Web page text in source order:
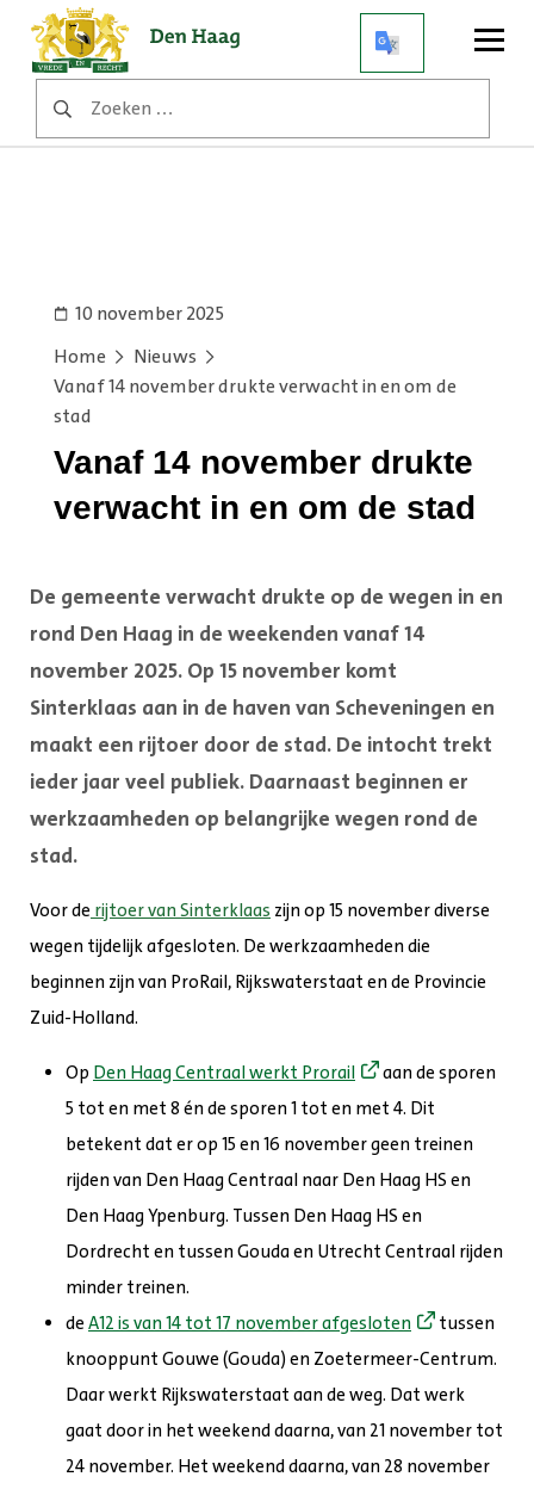
naar:
Open
Vanaf 14 november drukte
verwacht in en om de stad
10 november 2025
Home
Nieuws
Vanaf 14 november drukte verwacht in en om de
stad
De gemeente verwacht drukte op de wegen in en
rond Den Haag in de weekenden vanaf 14
november 2025. Op 15 november komt
Sinterklaas aan in de haven van Scheveningen en
maakt een rijtoer door de stad. De intocht trekt
ieder jaar veel publiek. Daarnaast beginnen er
werkzaamheden op belangrijke wegen rond de
stad.
Voor de rijtoer van Sinterklaas zijn op 15 november diverse
wegen tijdelijk afgesloten. De werkzaamheden die
beginnen zijn van ProRail, Rijkswaterstaat en de Provincie
Zuid-Holland.
Op Den Haag Centraal werkt Prorail
aan de sporen
5 tot en met 8 én de sporen 1 tot en met 4. Dit
betekent dat er op 15 en 16 november geen treinen
rijden van Den Haag Centraal naar Den Haag HS en
Den Haag Ypenburg. Tussen Den Haag HS en
Dordrecht en tussen Gouda en Utrecht Centraal rijden
minder treinen.
de A12 is van 14 tot 17 november afgesloten
tussen
knooppunt Gouwe (Gouda) en Zoetermeer-Centrum.
Daar werkt Rijkswaterstaat aan de weg. Dat werk
gaat door in het weekend daarna, van 21 november tot
24 november. Het weekend daarna, van 28 november